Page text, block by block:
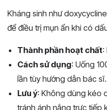
Kháng sinh như
để điều trị mụn ẩn khi có
Thành phần hoạt chất:
Cách sử dụng: Uống
lần tùy hướng dẫn bác sĩ.
Lưu ý: Không dùng kéo
tránh ánh nắng trực tiếp